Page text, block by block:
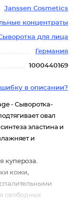
Janssen Cosmetics
концентраты
для лица
Германия
1000440169
в описании?
- Сыворотка-
овал
эластина и
и
купероза.
кожи,
свободных